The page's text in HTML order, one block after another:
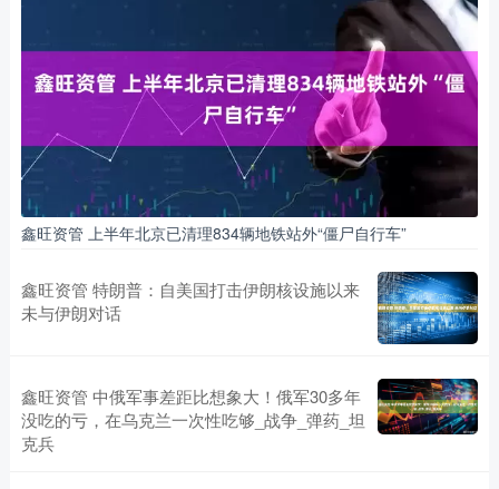
鑫旺资管 上半年北京已清理834辆地铁站外“僵尸自行车”
鑫旺资管 特朗普：自美国打击伊朗核设施以来
未与伊朗对话
鑫旺资管 中俄军事差距比想象大！俄军30多年
没吃的亏，在乌克兰一次性吃够_战争_弹药_坦
克兵